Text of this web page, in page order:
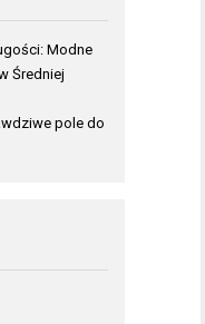
Modne
Średniej
pole do